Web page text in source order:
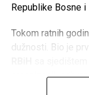
Republike Bosne
Tokom ratnih
dužnosti. Bio je
organizaciji